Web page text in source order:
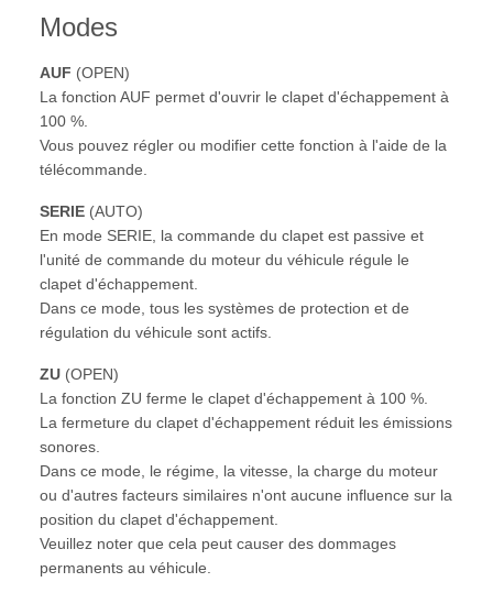
Modes
AUF (OPEN)
La fonction AUF permet d'ouvrir le clapet d'échappement à
100 %.
Vous pouvez régler ou modifier cette fonction à l'aide de la
télécommande.
SERIE (AUTO)
En mode SERIE, la commande du clapet est passive et
l'unité de commande du moteur du véhicule régule le
clapet d'échappement.
Dans ce mode, tous les systèmes de protection et de
régulation du véhicule sont actifs.
ZU (OPEN)
La fonction ZU ferme le clapet d'échappement à 100 %.
La fermeture du clapet d'échappement réduit les émissions
sonores.
Dans ce mode, le régime, la vitesse, la charge du moteur
ou d'autres facteurs similaires n'ont aucune influence sur la
position du clapet d'échappement.
Veuillez noter que cela peut causer des dommages
permanents au véhicule.